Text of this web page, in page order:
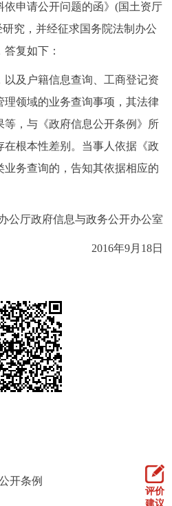
利企服务 投资项目
光政务
我要咨询 我要建议
线访谈 图说互动
한국어
申请公开问题的函》(国土资厅
研究，并经征求国务院法制办公
复如下：
及户籍信息查询、工商登记资
领域的业务查询事项，其法律
，与《政府信息公开条例》所
根本性差别。当事人依据《政
业务查询的，告知其依据相应的
公厅政府信息与政务公开办公室
2016年9月18日
开条例
评价
建议